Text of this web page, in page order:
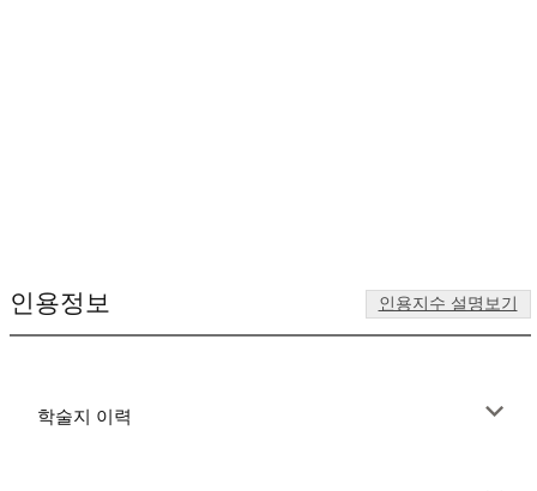
인용정보 인용지수 설명보기
학술지 이력